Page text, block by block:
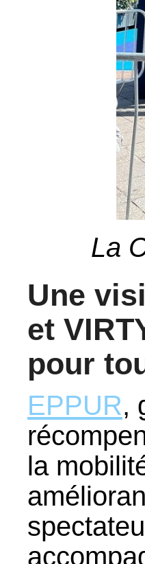
La
Une
et
pour
EPPUR,
la